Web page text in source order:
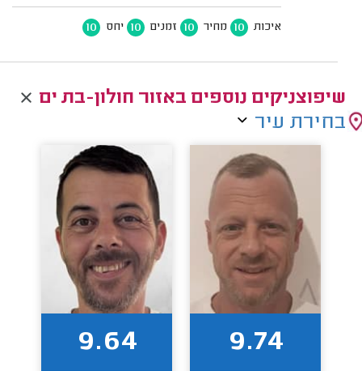
איכות 10 מחיר 10 זמנים 10 יחס 10
שיפוצניקים נוספים באזור חולון-בת ים
בחירת עיר
9.74
9.64